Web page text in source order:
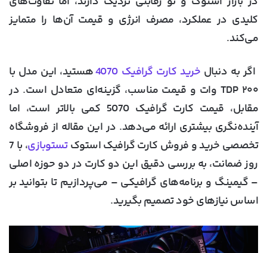
کلیدی در عملکرد، مصرف انرژی و قیمت آن‌ها را متمایز
می‌کند.
اگر به دنبال خرید کارت گرافیک 4070
هستید، این مدل با
TDP ۲۰۰ وات و قیمت مناسب، گزینه‌ای متعادل است. در
مقابل، قیمت کارت گرافیک 5070 کمی بالاتر است، اما
آینده‌نگری بیشتری ارائه می‌دهد. در این مقاله از فروشگاه
تخصصی خرید و فروش کارت گرافیک استوکتستوبازی
، با 7
روز ضمانت، به بررسی دقیق این دو کارت در دو حوزه اصلی
– گیمینگ و برنامه‌های گرافیکی – می‌پردازیم تا بتوانید بر
اساس نیازهای خود تصمیم بگیرید.